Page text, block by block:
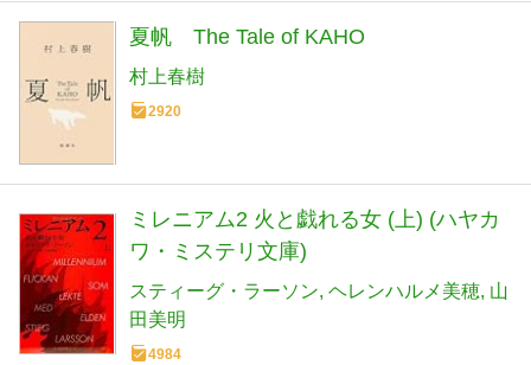
夏帆 The Tale of KAHO
村上春樹
2920
ミレニアム2 火と戯れる女 (上) (ハヤカ
ワ・ミステリ文庫)
スティーグ・ラーソン ヘレンハルメ美穂 山
田美明
4984